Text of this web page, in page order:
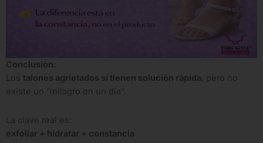
Conclusión:
Los talones agrietados sí tienen solución rápida , pero no
existe un “milagro en un día”.
La clave real es:
exfoliar + hidratar + constancia